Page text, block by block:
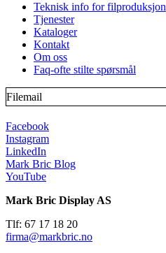
Teknisk info for filproduksjon
Tjenester
Kataloger
Kontakt
Om oss
Faq-ofte stilte spørsmål
Filemail
Facebook
Instagram
LinkedIn
Mark Bric Blog
YouTube
Mark Bric Display AS
Tlf: 67 17 18 20
firma@markbric.no